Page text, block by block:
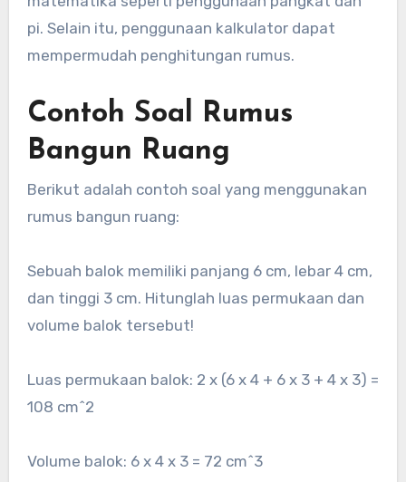
pi. Selain itu, penggunaan kalkulator dapat
mempermudah penghitungan rumus.
Contoh Soal Rumus
Bangun Ruang
Berikut adalah contoh soal yang menggunakan
rumus bangun ruang:
Sebuah balok memiliki panjang 6 cm, lebar 4 cm,
dan tinggi 3 cm. Hitunglah luas permukaan dan
volume balok tersebut!
Luas permukaan balok: 2 x (6 x 4 + 6 x 3 + 4 x 3) =
108 cm^2
Volume balok: 6 x 4 x 3 = 72 cm^3